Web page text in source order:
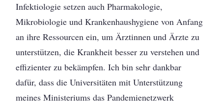
Infektiologie setzen auch Pharmakologie,
Mikrobiologie und Krankenhaushygiene von Anfang
an ihre Ressourcen ein, um Ärztinnen und Ärzte zu
unterstützen, die Krankheit besser zu verstehen und
effizienter zu bekämpfen. Ich bin sehr dankbar
dafür, dass die Universitäten mit Unterstützung
meines Ministeriums das Pandemienetzwerk